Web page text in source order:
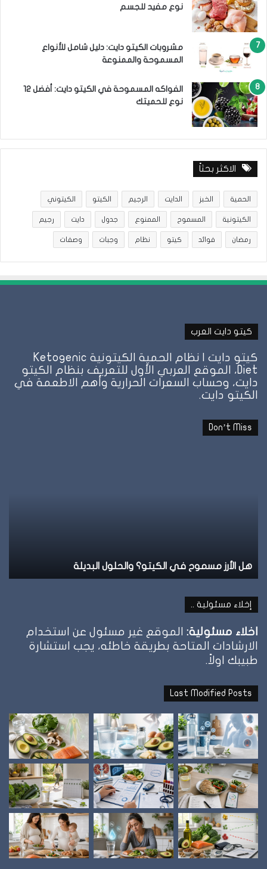
نوع مفيد للجسم
مشروبات الكيتو دايت: دليل شامل للأنواع
المسموحة والممنوعة
الفواكه المسموحة في الكيتو دايت: أفضل 12
نوع للحميتك
الاكثر بحثاً
الحمية الخبز الدايت الرجيم الكيتو الكيتوني
الكيتونية المسموح الممنوع جدول دايت رجيم
رمضان فوائد كيتو نظام وجبات وصفات
كيتو دايت العرب
كيتو دايت | نظام الحمية الكيتونية Ketogenic
Diet، الموقع العربي الأول للتعريف بنظام الكيتو
دايت، وحساب السعرات الحرارية وأهم الاطعمة في
الكيتو دايت.
Don’t Miss
نظام الطيبات: علامة الشبع وإمتى توقف الأكل؟
إخلاء مسئولية ..
اخلاء مسئولية: الموقع غير مسئول عن استخدام
الارشادات المتاحة بطريقة خاطئه، يجب استشارة
طبيبك اولاً.
Last Modified Posts